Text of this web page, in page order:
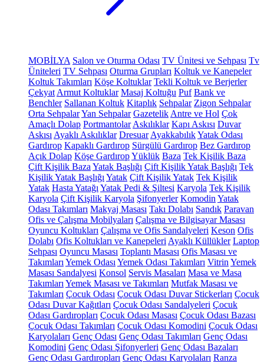
MOBİLYA Salon ve Oturma Odası TV Ünitesi ve Sehpası Tv
Üniteleri TV Sehpası Oturma Grupları Koltuk ve Kanepeler
Koltuk Takımları Köşe Koltuklar Tekli Koltuk ve Berjerler
Çekyat Armut Koltuklar Masaj Koltuğu Puf Bank ve
Benchler Sallanan Koltuk Kitaplık Sehpalar Zigon Sehpalar
Orta SehpalarYan Sehpalar Gazetelik Antre ve Hol Çok
Amaçlı Dolap Portmantolar Askılıklar Kapı Askısı Duvar
Askısı Ayaklı Askılıklar Dresuar AyakkabılıkYatak Odası
Gardırop Kapaklı Gardırop Sürgülü Gardırop Bez Gardırop
Açık Dolap Köşe GardıropYüklük Baza Tek Kişilik Baza
Çift Kişilik Baza Yatak Başlığı Çift Kişilik Yatak Başlığı Tek
Kişilik Yatak Başlığı Yatak Çift Kişilik Yatak Tek Kişilik
Yatak Hasta Yatağı Yatak Pedi & Şiltesi Karyola Tek Kişilik
Karyola Çift Kişilik Karyola Şifonyerler Komodin Yatak
Odası Takımları Makyaj Masası Takı Dolabı Sandık Paravan
Ofis ve Çalışma Mobilyaları Çalışma ve Bilgisayar Masası
Oyuncu Koltukları Çalışma ve Ofis Sandalyeleri Keson Ofis
Dolabı Ofis Koltukları ve Kanepeleri Ayaklı Küllükler Laptop
Sehpası Oyuncu Masası Toplantı Masası Ofis Masası ve
Takımları Yemek Odası Yemek Odası Takımları Vitrin Yemek
Masası Sandalyesi Konsol Servis Masaları Masa ve Masa
Takımları Yemek Masası ve Takımları Mutfak Masası ve
Takımları Çocuk Odası Çocuk Odası Duvar Stickerları Çocuk
Odası Duvar Kağıtları Çocuk Odası Sandalyeleri Çocuk
Odası Gardıropları Çocuk Odası Masası Çocuk Odası Bazası
Çocuk Odası Takımları Çocuk Odası Komodini Çocuk Odası
Karyolaları Genç Odası Genç Odası Takımları Genç Odası
Komodini Genç Odası Şifonyerleri Genç Odası Bazaları
Genç Odası Gardıropları Genç Odası Karyolaları Ranza